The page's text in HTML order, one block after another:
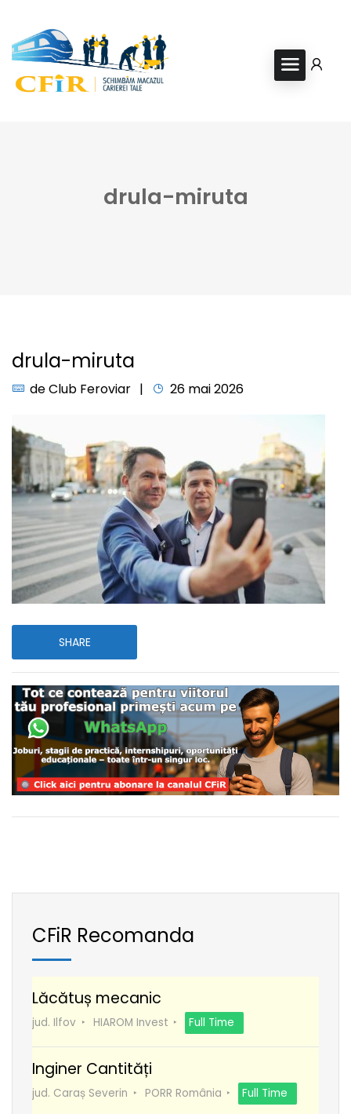
drula-miruta
drula-miruta
deClub Feroviar 26 mai 2026
SHARE
CFiR Recomanda
Lăcătuș mecanic
jud. Ilfov HIAROM Invest Full Time
Inginer Cantități
jud. Caraș Severin PORR România Full Time